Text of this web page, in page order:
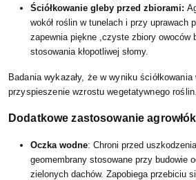
Ściółkowanie gleby przed zbiorami:
wokół roślin w tunelach i przy uprawach
zapewnia piękne ,czyste zbiory owoców
stosowania kłopotliwej słomy.
Badania wykazały, że w wyniku
przyspieszenie wzrostu wegetatywnego roślin.
Dodatkowe zastosowanie
Oczka wodne: Chroni przed
geomembrany stosowane przy budowie
zielonych dachów. Zapobiega przebiciu